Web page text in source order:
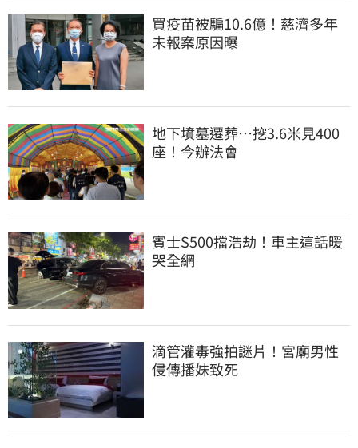
買疫苗被騙10.6億！慈濟多年
未報案原因曝
地下墳墓遷葬…挖3.6米見400
座！今辦法會
賓士S500擋浩劫！車主這話暖
哭全網
滴管灌毒強拍謎片！宮廟男性
侵傳播妹致死